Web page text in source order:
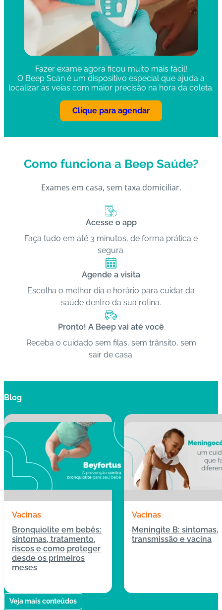
Fazer exame agora ficou muito mais fácil!
O Beep Scan é um dispositivo especial que ajuda a
localizar as veias com maior precisão na hora da coleta.
Clique para agendar
Como funciona a Beep Saúde?
Exames em casa, sem taxa domiciliar.
Acesse o app
Faça tudo em até 3 minutos, de forma prática e
segura.
Agende a visita
Escolha o melhor dia e horário para cuidar da
saúde dentro da sua rotina.
Pronto! A Beep vai até você
Receba o cuidado sem filas, sem trânsito, sem
sair de casa.
Blog
Vacinas
Bronquiolite em bebês:
sintomas, tratamento,
riscos e como proteger
desde os primeiros
meses
Vacinas
Meningite B: sintomas,
transmissão e vacina
Veja mais conteúdos